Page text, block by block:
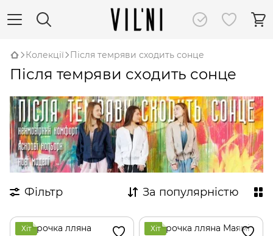
Колекції Після темряви сходить сонце
Після темряви сходить сонце
Фільтр За популярністю
Хіт
Хіт